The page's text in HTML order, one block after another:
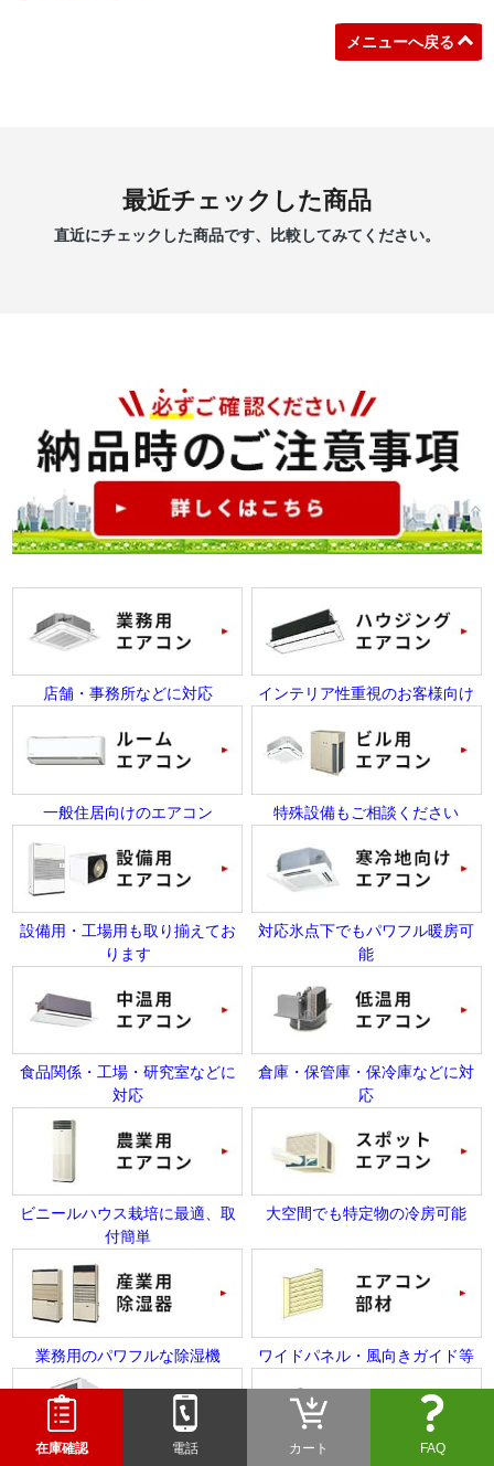
メニューへ戻る
最近チェックした商品
直近にチェックした商品です、比較してみてください。
店舗・事務所などに対応 インテリア性重視のお客様向け
一般住居向けのエアコン 特殊設備もご相談ください
設備用・工場用も取り揃えてお
ります
対応氷点下でもパワフル暖房可
能
食品関係・工場・研究室などに
対応
倉庫・保管庫・保冷庫などに対
応
ビニールハウス栽培に最適、取
付簡単
大空間でも特定物の冷房可能
業務用のパワフルな除湿機 ワイドパネル・風向きガイド等
在庫確認 電話 カート FAQ